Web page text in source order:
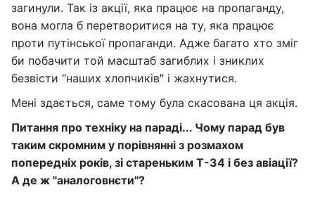
загинули. Так із акції, яка працює на пропаганду,
вона могла б перетворитися на ту, яка працює
проти путінської пропаганди. Адже багато хто зміг
би побачити той масштаб загиблих і зниклих
безвісти "наших хлопчиків" і жахнутися.
Мені здається, саме тому була скасована ця акція.
Питання про техніку на параді... Чому парад був
таким скромним у порівнянні з розмахом
попередніх років, зі стареньким Т-34 і без авіації?
А де ж "аналоговнєти"?